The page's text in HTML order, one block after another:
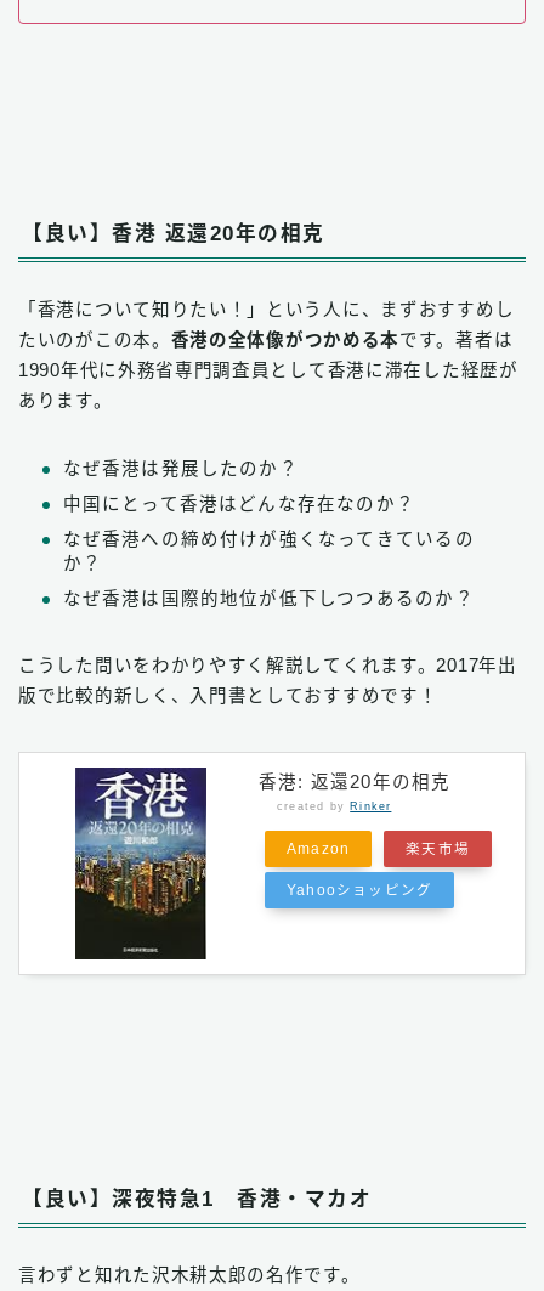
【良い】香港 返還20年の相克
「香港について知りたい！」という人に、まずおすすめし
たいのがこの本。 香港の全体像がつかめる本です。著者は
1990年代に外務省専門調査員として香港に滞在した経歴が
あります。
なぜ香港は発展したのか？
中国にとって香港はどんな存在なのか？
なぜ香港への締め付けが強くなってきているの
か？
なぜ香港は国際的地位が低下しつつあるのか？
こうした問いをわかりやすく解説してくれます。2017年出
版で比較的新しく、入門書としておすすめです！
香港: 返還20年の相克
created by Rinker
Amazon 楽天市場
Yahooショッピング
【良い】深夜特急1 香港・マカオ
言わずと知れた沢木耕太郎の名作です。